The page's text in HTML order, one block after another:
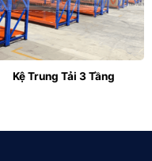
Kệ Trung Tải 3 Tầng